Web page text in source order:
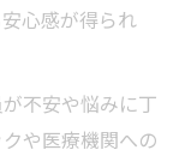
心感が得られ
不安や悩みに丁
や医療機関への